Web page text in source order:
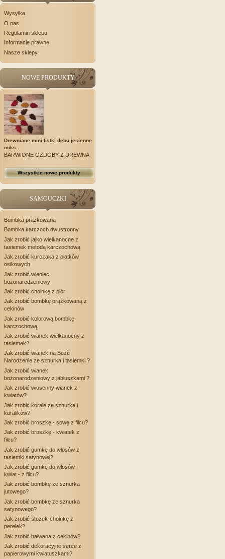
Wysyłka
O nas
Regulamin sklepu
Informacje prawne
Nasze sklepy
NOWE PRODUKTY
Drewniane mini listki dębu jesienne
miks...
BARWIONE OZDOBY Z DREWNA
Wszystkie nowe produkty
SAMOUCZKI
Bombka prążkowana
Bombka karczoch dwustronny
Jak zrobić jajko wielkanocne z
tasiemek metodą karczochową
Jak zrobić kurczaka z płatków
osikowych
Jak zrobić wieniec
bożonaredzeniowy
Jak zrobić choinkę z piór
Jak zrobić bombkę prążkowaną z
cekinów
Jak zrobić kolorową bombkę
karczochową
Jak zrobić wianek wielkanocny z
tasiemek?
Jak zrobić wianek na Boże
Narodzenie ze sznurka i tasiemki ?
Jak zrobić wianek
bożonarodzeniowy z jabłuszkami ?
Jak zrobić wiosenny wianek z
kwiatów?
Jak zrobić korale ze sznurka i
koralików?
Jak zrobić broszkę - sowę z filcu?
Jak zrobić broszkę - kwiatek z
filcu?
Jak zrobić gumkę do włosów z
tasiemki satynowej?
Jak zrobić gumkę do włosów -
kwiat - z filcu?
Jak zrobić bombkę ze sznurka
jutowego?
Jak zrobić bombkę ze sznurka
satynowego?
Jak zrobić stożek-choinkę z
perełek?
Jak zrobić bałwana z cekinów?
Jak zrobić dekoracyjne serce z
papierowymi kwiatuszkami?